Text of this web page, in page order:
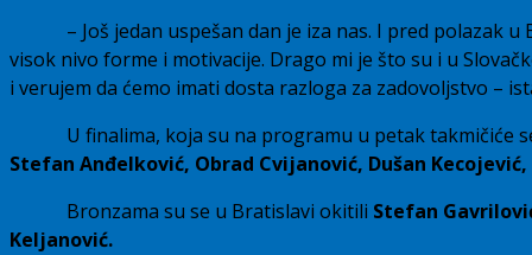
– Još jedan uspešan dan je iza nas. I pred polazak
visok nivo forme i motivacije. Drago mi je što su i u
i verujem da ćemo imati dosta razloga za zadovoljstvo –
U finalima, koja su na programu u petak takmičiće
Stefan Anđelković, Obrad Cvijanović, Dušan
Bronzama su se u Bratislavi okitili Stefan
Keljanović.